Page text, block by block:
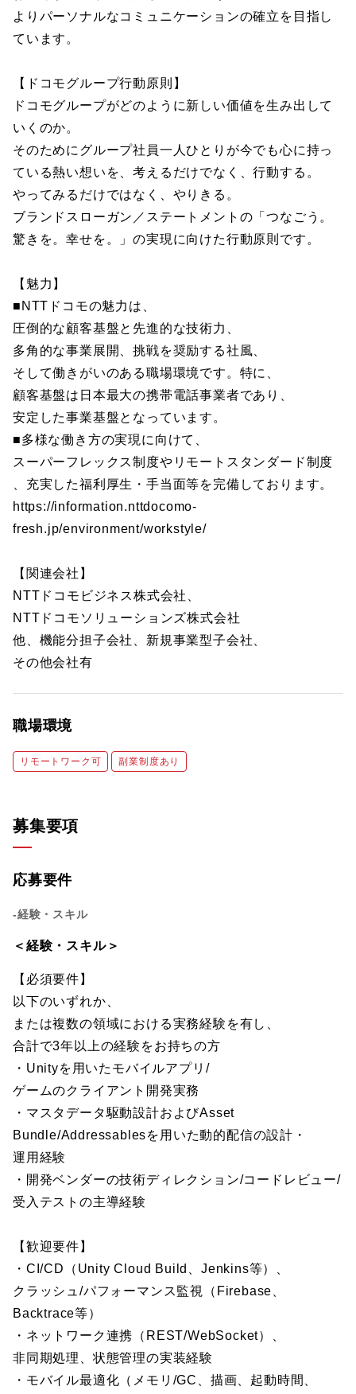
よりパーソナルなコミュニケーションの確立を目指し
ています。
【ドコモグループ行動原則】
ドコモグループがどのように新しい価値を生み出して
いくのか。
そのためにグループ社員一人ひとりが今でも心に持っ
ている熱い想いを、考えるだけでなく、行動する。
やってみるだけではなく、やりきる。
ブランドスローガン／ステートメントの「つなごう。
驚きを。幸せを。」の実現に向けた行動原則です。
【魅力】
■NTTドコモの魅力は、
圧倒的な顧客基盤と先進的な技術力、
多角的な事業展開、挑戦を奨励する社風、
そして働きがいのある職場環境です。特に、
顧客基盤は日本最大の携帯電話事業者であり、
安定した事業基盤となっています。
■多様な働き方の実現に向けて、
スーパーフレックス制度やリモートスタンダード制度
、充実した福利厚生・手当面等を完備しております。
https://information.nttdocomo-
fresh.jp/environment/workstyle/
【関連会社】
NTTドコモビジネス株式会社、
NTTドコモソリューションズ株式会社
他、機能分担子会社、新規事業型子会社、
その他会社有
職場環境
リモートワーク可 副業制度あり
募集要項
応募要件
-経験・スキル
＜経験・スキル＞
【必須要件】
以下のいずれか、
または複数の領域における実務経験を有し、
合計で3年以上の経験をお持ちの方
・Unityを用いたモバイルアプリ/
ゲームのクライアント開発実務
・マスタデータ駆動設計およびAsset
Bundle/Addressablesを用いた動的配信の設計・
運用経験
・開発ベンダーの技術ディレクション/コードレビュー/
受入テストの主導経験
【歓迎要件】
・CI/CD（Unity Cloud Build、Jenkins等）、
クラッシュ/パフォーマンス監視（Firebase、
Backtrace等）
・ネットワーク連携（REST/WebSocket）、
非同期処理、状態管理の実装経験
・モバイル最適化（メモリ/GC、描画、起動時間、